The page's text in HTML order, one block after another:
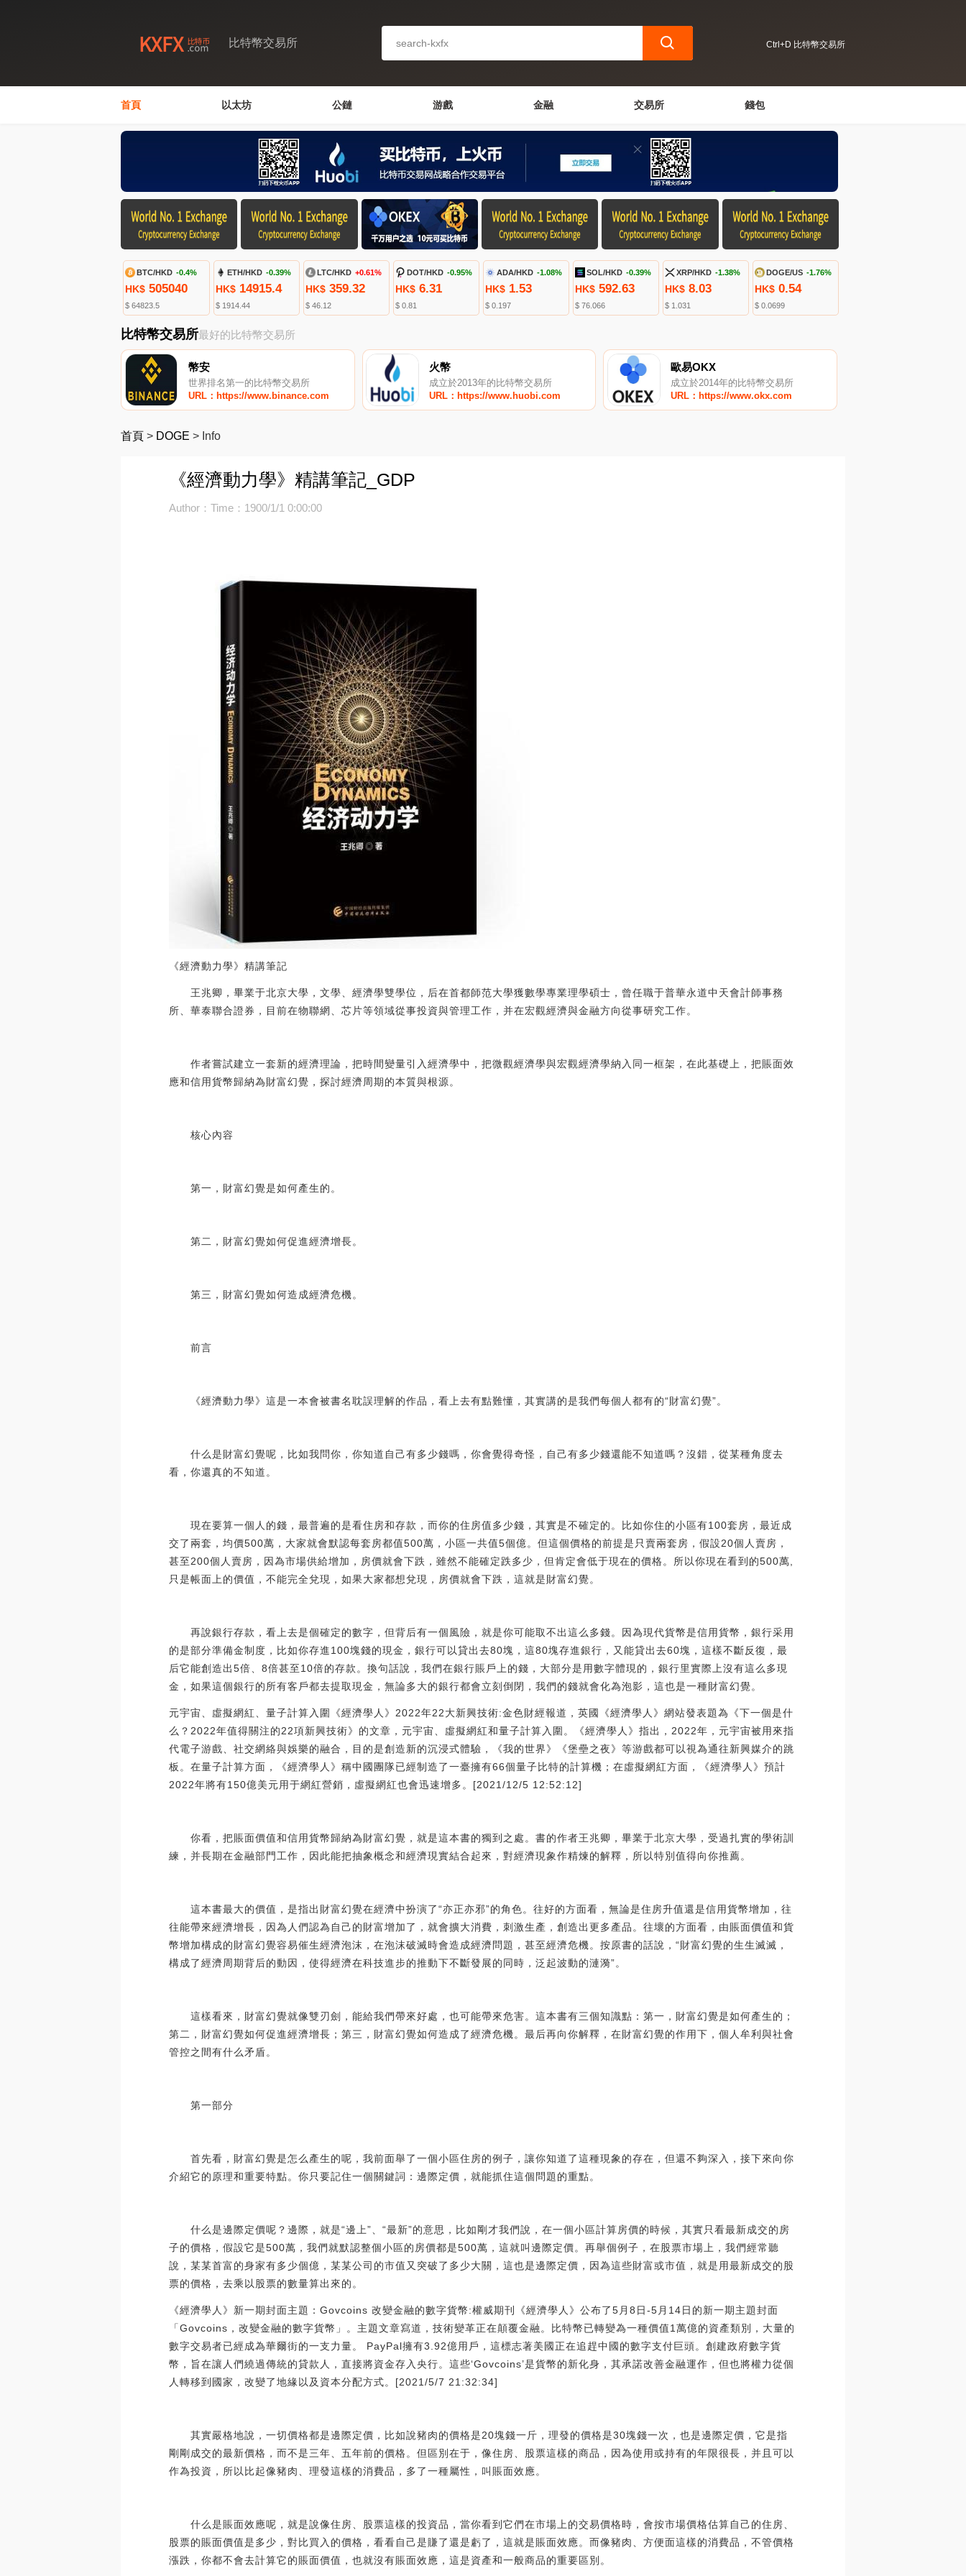
比特幣交易所 Ctrl+D 比特幣交易所
首頁 以太坊 公鏈 游戲 金融 交易所 錢包
BTC/HKD -0.4%
HK$ 505040
$ 64823.5
ETH/HKD -0.39%
HK$14915.4
$ 1914.44
LTC/HKD +0.61%
HK$359.32
$ 46.12
DOT/HKD -0.95%
HK$6.31
$ 0.81
ADA/HKD -1.08%
HK$1.53
$ 0.197
SOL/HKD -0.39%
HK$ 592.63
$ 76.066
XRP/HKD -1.38%
HK$ 8.03
$ 1.031
DOGE/US -1.76%
HK$ 0.54
$ 0.0699
比特幣交易所最好的比特幣交易所
幣安
世界排名第一的比特幣交易所
URL：https://www.binance.com
火幣
成立於2013年的比特幣交易所
URL：https://www.huobi.com
歐易OKX
成立於2014年的比特幣交易所
URL：https://www.okx.com
首頁 > DOGE > Info
《經濟動力學》精講筆記_GDP
Author：Time：1900/1/1 0:00:00
《經濟動力學》精講筆記
王兆卿，畢業于北京大學，文學、經濟學雙學位，后在首都師范大學獲數學專業理學碩士，曾任職于普華永道中天會計師事務
所、華泰聯合證券，目前在物聯網、芯片等領域從事投資與管理工作，并在宏觀經濟與金融方向從事研究工作。
作者嘗試建立一套新的經濟理論，把時間變量引入經濟學中，把微觀經濟學與宏觀經濟學納入同一框架，在此基礎上，把賬面效
應和信用貨幣歸納為財富幻覺，探討經濟周期的本質與根源。
核心內容
第一，財富幻覺是如何產生的。
第二，財富幻覺如何促進經濟增長。
第三，財富幻覺如何造成經濟危機。
前言
《經濟動力學》這是一本會被書名耽誤理解的作品，看上去有點難懂，其實講的是我們每個人都有的“財富幻覺”。
什么是財富幻覺呢，比如我問你，你知道自己有多少錢嗎，你會覺得奇怪，自己有多少錢還能不知道嗎？沒錯，從某種角度去
看，你還真的不知道。
現在要算一個人的錢，最普遍的是看住房和存款，而你的住房值多少錢，其實是不確定的。比如你住的小區有100套房，最近成
交了兩套，均價500萬，大家就會默認每套房都值500萬，小區一共值5個億。但這個價格的前提是只賣兩套房，假設20個人賣房，
甚至200個人賣房，因為市場供給增加，房價就會下跌，雖然不能確定跌多少，但肯定會低于現在的價格。所以你現在看到的500萬,
只是帳面上的價值，不能完全兌現，如果大家都想兌現，房價就會下跌，這就是財富幻覺。
再說銀行存款，看上去是個確定的數字，但背后有一個風險，就是你可能取不出這么多錢。因為現代貨幣是信用貨幣，銀行采用
的是部分準備金制度，比如你存進100塊錢的現金，銀行可以貸出去80塊，這80塊存進銀行，又能貸出去60塊，這樣不斷反復，最
后它能創造出5倍、8倍甚至10倍的存款。換句話說，我們在銀行賬戶上的錢，大部分是用數字體現的，銀行里實際上沒有這么多現
金，如果這個銀行的所有客戶都去提取現金，無論多大的銀行都會立刻倒閉，我們的錢就會化為泡影，這也是一種財富幻覺。
元宇宙、虛擬網紅、量子計算入圍《經濟學人》2022年22大新興技術:金色財經報道，英國《經濟學人》網站發表題為《下一個是什
么？2022年值得關注的22項新興技術》的文章，元宇宙、虛擬網紅和量子計算入圍。《經濟學人》指出，2022年，元宇宙被用來指
代電子游戲、社交網絡與娛樂的融合，目的是創造新的沉浸式體驗，《我的世界》《堡壘之夜》等游戲都可以視為通往新興媒介的跳
板。在量子計算方面，《經濟學人》稱中國團隊已經制造了一臺擁有66個量子比特的計算機；在虛擬網紅方面，《經濟學人》預計
2022年將有150億美元用于網紅營銷，虛擬網紅也會迅速增多。[2021/12/5 12:52:12]
你看，把賬面價值和信用貨幣歸納為財富幻覺，就是這本書的獨到之處。書的作者王兆卿，畢業于北京大學，受過扎實的學術訓
練，并長期在金融部門工作，因此能把抽象概念和經濟現實結合起來，對經濟現象作精煉的解釋，所以特別值得向你推薦。
這本書最大的價值，是指出財富幻覺在經濟中扮演了“亦正亦邪”的角色。往好的方面看，無論是住房升值還是信用貨幣增加，往
往能帶來經濟增長，因為人們認為自己的財富增加了，就會擴大消費，刺激生產，創造出更多產品。往壞的方面看，由賬面價值和貨
幣增加構成的財富幻覺容易催生經濟泡沫，在泡沫破滅時會造成經濟問題，甚至經濟危機。按原書的話說，“財富幻覺的生生滅滅，
構成了經濟周期背后的動因，使得經濟在科技進步的推動下不斷發展的同時，泛起波動的漣漪”。
這樣看來，財富幻覺就像雙刃劍，能給我們帶來好處，也可能帶來危害。這本書有三個知識點：第一，財富幻覺是如何產生的；
第二，財富幻覺如何促進經濟增長；第三，財富幻覺如何造成了經濟危機。最后再向你解釋，在財富幻覺的作用下，個人牟利與社會
管控之間有什么矛盾。
第一部分
首先看，財富幻覺是怎么產生的呢，我前面舉了一個小區住房的例子，讓你知道了這種現象的存在，但還不夠深入，接下來向你
介紹它的原理和重要特點。你只要記住一個關鍵詞：邊際定價，就能抓住這個問題的重點。
什么是邊際定價呢？邊際，就是“邊上”、“最新”的意思，比如剛才我們說，在一個小區計算房價的時候，其實只看最新成交的房
子的價格，假設它是500萬，我們就默認整個小區的房價都是500萬，這就叫邊際定價。再舉個例子，在股票市場上，我們經常聽
說，某某首富的身家有多少個億，某某公司的市值又突破了多少大關，這也是邊際定價，因為這些財富或市值，就是用最新成交的股
票的價格，去乘以股票的數量算出來的。
《經濟學人》新一期封面主題：Govcoins 改變金融的數字貨幣:權威期刊《經濟學人》公布了5月8日-5月14日的新一期主題封面
「Govcoins，改變金融的數字貨幣」。主題文章寫道，技術變革正在顛覆金融。比特幣已轉變為一種價值1萬億的資產類別，大量的
數字交易者已經成為華爾街的一支力量。 PayPal擁有3.92億用戶，這標志著美國正在追趕中國的數字支付巨頭。創建政府數字貨
幣，旨在讓人們繞過傳統的貸款人，直接將資金存入央行。這些‘Govcoins’是貨幣的新化身，其承諾改善金融運作，但也將權力從個
人轉移到國家，改變了地緣以及資本分配方式。[2021/5/7 21:32:34]
其實嚴格地說，一切價格都是邊際定價，比如說豬肉的價格是20塊錢一斤，理發的價格是30塊錢一次，也是邊際定價，它是指
剛剛成交的最新價格，而不是三年、五年前的價格。但區別在于，像住房、股票這樣的商品，因為使用或持有的年限很長，并且可以
作為投資，所以比起像豬肉、理發這樣的消費品，多了一種屬性，叫賬面效應。
什么是賬面效應呢，就是說像住房、股票這樣的投資品，當你看到它們在市場上的交易價格時，會按市場價格估算自己的住房、
股票的賬面價值是多少，對比買入的價格，看看自己是賺了還是虧了，這就是賬面效應。而像豬肉、方便面這樣的消費品，不管價格
漲跌，你都不會去計算它的賬面價值，也就沒有賬面效應，這是資產和一般商品的重要區別。